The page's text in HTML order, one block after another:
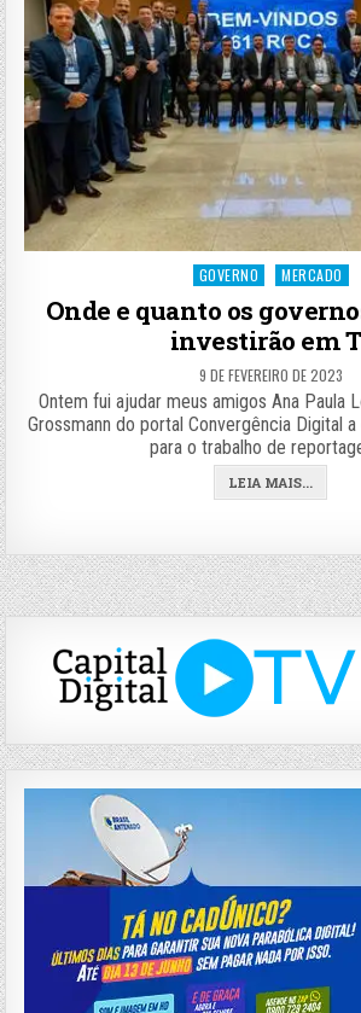
Posted
GOVERNO MERCADO
Onde e quanto os
investirão em
9 DE FEVEREIRO DE 2023
Ontem fui ajudar meus amigos Ana Paula
Grossmann do portal Convergência Digital
para o trabalho de
LEIA MAIS...